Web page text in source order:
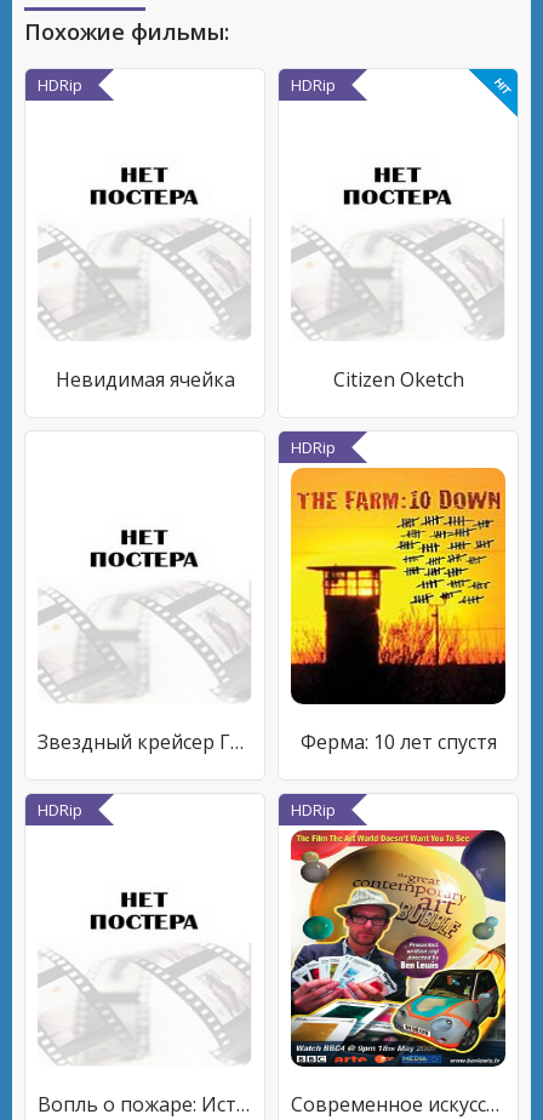
Похожие фильмы:
HDRip
Невидимая ячейка
HDRip
Citizen Oketch
Звездный крейсер Галактика: Двенадцать сайлонов
HDRip
Ферма: 10 лет спустя
HDRip
Вопль о пожаре: Истории о свободе слова
HDRip
Современное искусство: Великий мыльный пузырь